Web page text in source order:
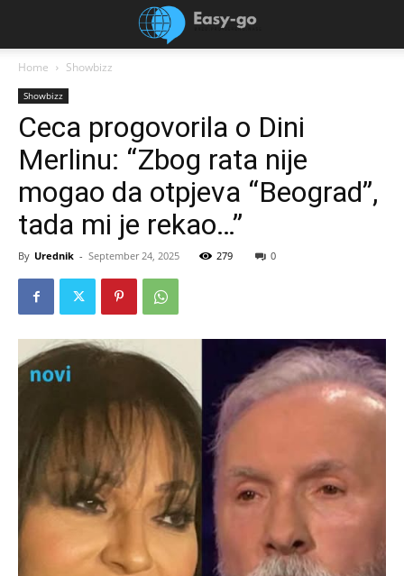
Home Showbizz
Showbizz
Ceca progovorila o Dini
Merlinu: “Zbog rata nije
mogao da otpjeva “Beograd”,
tada mi je rekao…”
By Urednik - September 24, 2025 279 0